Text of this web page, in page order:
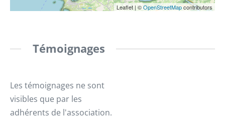
Leaflet | ©OpenStreetMapcontributors
Témoignages
Les témoignages ne sont
visibles que par les
adhérents de l'association.